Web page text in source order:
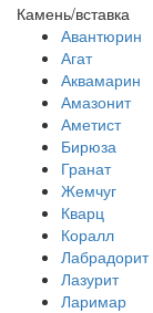
Камень/вставка
Авантюрин
Агат
Аквамарин
Амазонит
Аметист
Бирюза
Гранат
Жемчуг
Кварц
Коралл
Лабрадорит
Лазурит
Ларимар